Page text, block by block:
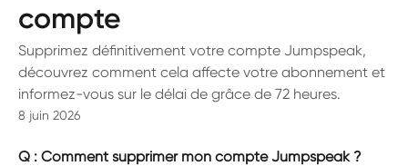
compte
Supprimez définitivement votre compte Jumpspeak,
découvrez comment cela affecte votre abonnement et
informez-vous sur le délai de grâce de 72 heures.
8 juin 2026
Q : Comment supprimer mon compte Jumpspeak ?